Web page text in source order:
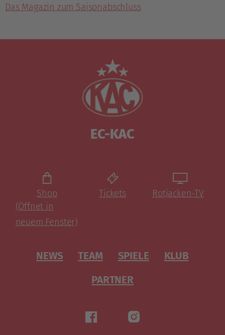
Das Magazin zum Saisonabschluss
EC-KAC
Shop
(Öffnet in
neuem Fenster)
Tickets Rotjacken-TV
NEWS TEAM SPIELE
KLUB
PARTNER